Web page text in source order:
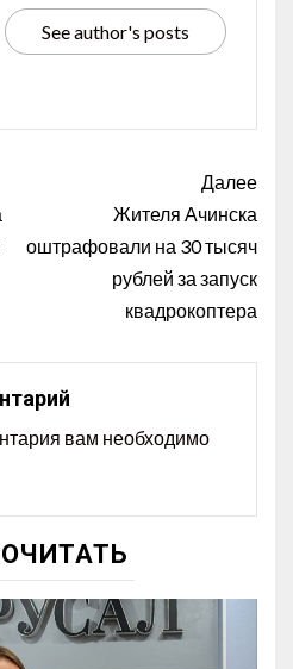
See author's posts
Далее
Жителя Ачинска
оштрафовали на 30 тысяч
рублей за запуск
квадрокоптера
вам необходимо